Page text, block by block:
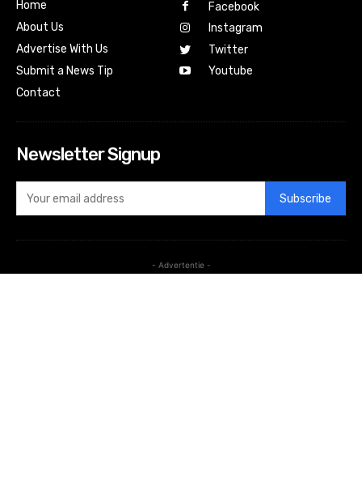
Home
About Us
Advertise With Us
Submit a News Tip
Contact
Facebook
Instagram
Twitter
Youtube
Newsletter Signup
Subscribe
- Advertentie -